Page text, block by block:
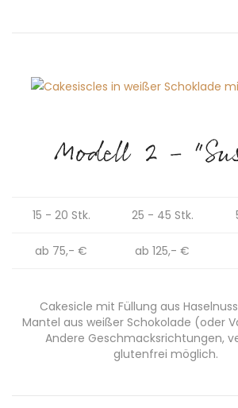
Modell 2 -
15 - 20 Stk. 25 - 45 Stk.
ab 75,- € ab 125,- €
Cakesicle mit Füllung aus
Mantel aus weißer Schokolade (oder
Andere Geschmacksrichtungen,
glutenfrei möglich.